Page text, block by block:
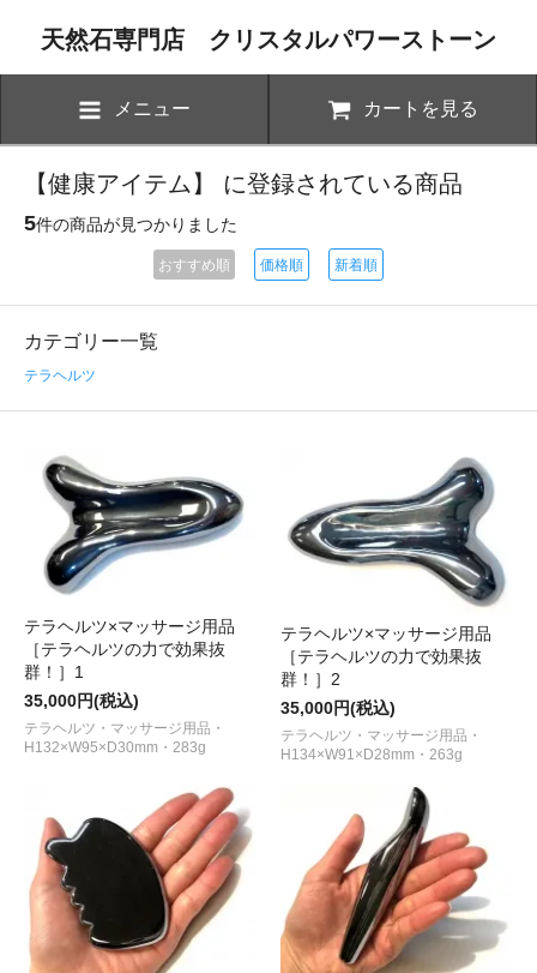
天然石専門店 クリスタルパワーストーン
メニュー カートを見る
【健康アイテム】 に登録されている商品
5件の商品が見つかりました
おすすめ順 価格順 新着順
カテゴリー一覧
テラヘルツ
テラヘルツ×マッサージ用品
［テラヘルツの力で効果抜
群！］1
35,000円(税込)
テラヘルツ・マッサージ用品・
H132×W95×D30mm・283g
テラヘルツ×マッサージ用品
［テラヘルツの力で効果抜
群！］2
35,000円(税込)
テラヘルツ・マッサージ用品・
H134×W91×D28mm・263g